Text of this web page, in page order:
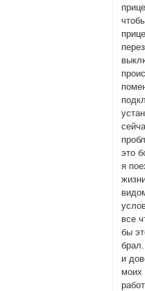
это
я
все
бы
и
моих